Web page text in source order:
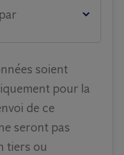
soient
pour la
de ce
seront pas
tiers ou